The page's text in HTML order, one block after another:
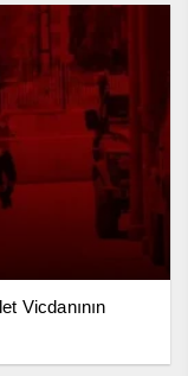
Vicdanının